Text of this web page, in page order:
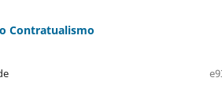
Contratualismo